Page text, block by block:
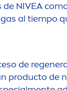
de NIVEA
al tiempo
de
producto de